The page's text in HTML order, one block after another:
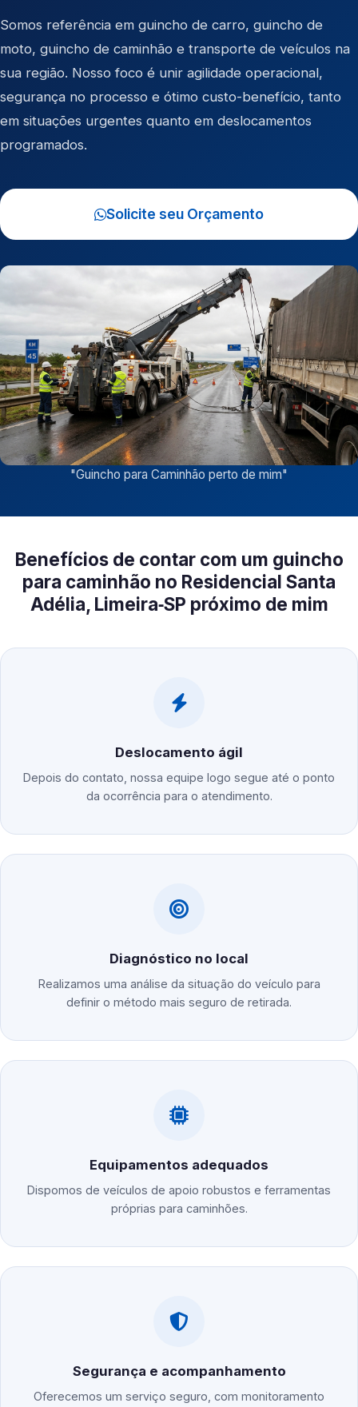
Somos referência em guincho de carro, guincho de
moto, guincho de caminhão e transporte de veículos na
sua região. Nosso foco é unir agilidade operacional,
segurança no processo e ótimo custo-benefício, tanto
em situações urgentes quanto em deslocamentos
programados.
Solicite seu Orçamento
"Guincho para Caminhão perto de mim"
Benefícios de contar com um guincho
para caminhão no Residencial Santa
Adélia, Limeira‑SP próximo de mim
Deslocamento ágil
Depois do contato, nossa equipe logo segue até o ponto
da ocorrência para o atendimento.
Diagnóstico no local
Realizamos uma análise da situação do veículo para
definir o método mais seguro de retirada.
Equipamentos adequados
Dispomos de veículos de apoio robustos e ferramentas
próprias para caminhões.
Segurança e acompanhamento
Oferecemos um serviço seguro, com monitoramento